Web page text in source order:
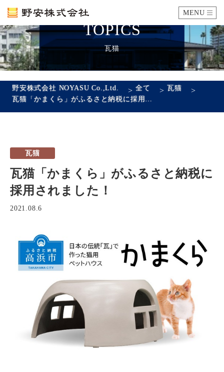
MENU
カタログ
瓦ができるまで
会社概要 沿革 代表あいさつ アクセス
採用情報
瓦猫
開発ストーリー 商品情報 Kawara Collaboration
お問い合わせ プライバシーポリシー サイトマップ
TOPICS
瓦猫
野安株式会社 NOYASU Co.,Ltd. >全て > 瓦猫 >
瓦猫
瓦猫「かまくら」がふるさと納税に
採用されました！
2021.08.6